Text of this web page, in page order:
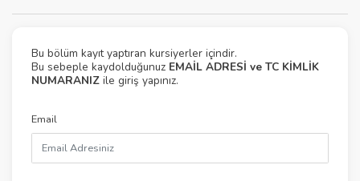
Bu bölüm kayıt yaptıran kursiyerler içindir.
Bu sebeple kaydolduğunuz EMAİL ADRESİ ve TC KİMLİK
NUMARANIZ ile giriş yapınız.
Email